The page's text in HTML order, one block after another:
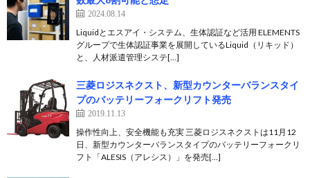
2024.08.14
Liquidとエスアイ・システム、生体認証など活用 ELEMENTS
グループで生体認証事業を展開しているLiquid（リキッド）
と、人材派遣管理システ[…]
三菱ロジスネクスト、新型カウンターバランスタイ
プのバッテリーフォークリフト発売
2019.11.13
操作性向上、安全機能も充実 三菱ロジスネクストは11月12
日、新型カウンターバランスタイプのバッテリーフォークリ
フト「ALESIS（アレシス）」を発売[…]